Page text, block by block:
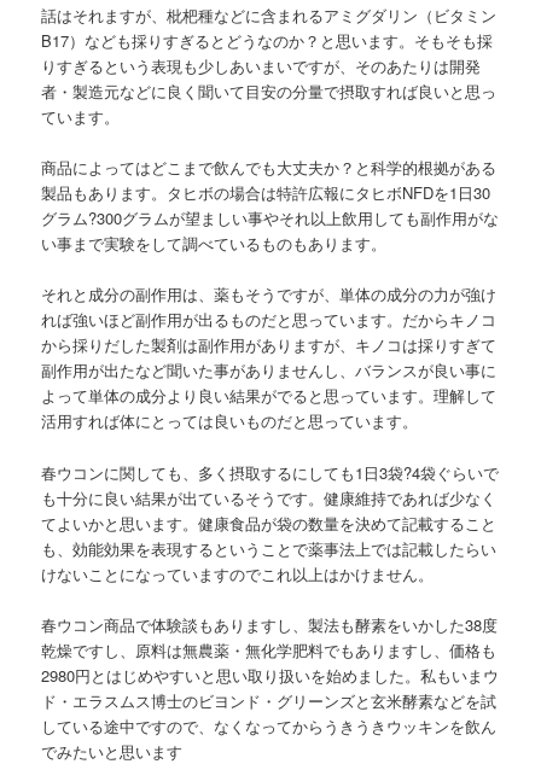
話はそれますが、枇杷種などに含まれるアミグダリン（ビタミン
B17）なども採りすぎるとどうなのか？と思います。そもそも採
りすぎるという表現も少しあいまいですが、そのあたりは開発
者・製造元などに良く聞いて目安の分量で摂取すれば良いと思っ
ています。
商品によってはどこまで飲んでも大丈夫か？と科学的根拠がある
製品もあります。タヒボの場合は特許広報にタヒボNFDを1日30
グラム?300グラムが望ましい事やそれ以上飲用しても副作用がな
い事まで実験をして調べているものもあります。
それと成分の副作用は、薬もそうですが、単体の成分の力が強け
れば強いほど副作用が出るものだと思っています。だからキノコ
から採りだした製剤は副作用がありますが、キノコは採りすぎて
副作用が出たなど聞いた事がありませんし、バランスが良い事に
よって単体の成分より良い結果がでると思っています。理解して
活用すれば体にとっては良いものだと思っています。
春ウコンに関しても、多く摂取するにしても1日3袋?4袋ぐらいで
も十分に良い結果が出ているそうです。健康維持であれば少なく
てよいかと思います。健康食品が袋の数量を決めて記載すること
も、効能効果を表現するということで薬事法上では記載したらい
けないことになっていますのでこれ以上はかけません。
春ウコン商品で体験談もありますし、製法も酵素をいかした38度
乾燥ですし、原料は無農薬・無化学肥料でもありますし、価格も
2980円とはじめやすいと思い取り扱いを始めました。私もいまウ
ド・エラスムス博士のビヨンド・グリーンズと玄米酵素などを試
している途中ですので、なくなってからうきうきウッキンを飲ん
でみたいと思います